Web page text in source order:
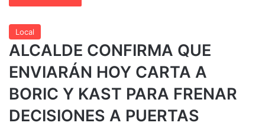
Local
ALCALDE CONFIRMA QUE
ENVIARÁN HOY CARTA A
BORIC Y KAST PARA FRENAR
DECISIONES A PUERTAS